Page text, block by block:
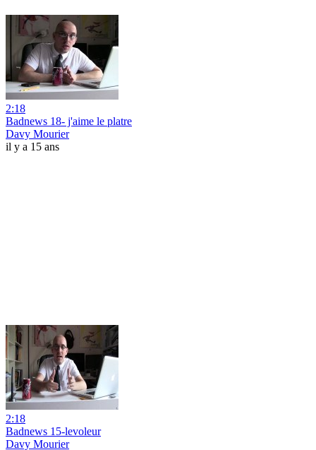
2:18
Badnews 18- j'aime le platre
Davy Mourier
il y a 15 ans
2:18
Badnews 15-levoleur
Davy Mourier